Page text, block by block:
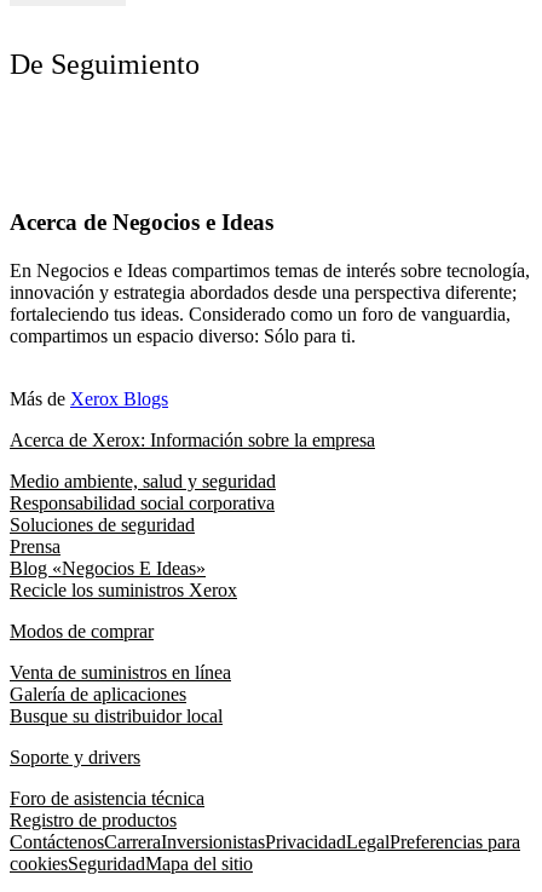
De Seguimiento
Acerca de Negocios e Ideas
En Negocios e Ideas compartimos temas de interés sobre tecnología,
innovación y estrategia abordados desde una perspectiva diferente;
fortaleciendo tus ideas. Considerado como un foro de vanguardia,
compartimos un espacio diverso: Sólo para ti.
Más de Xerox Blogs
Acerca de Xerox: Información sobre la empresa
Medio ambiente, salud y seguridad
Responsabilidad social corporativa
Soluciones de seguridad
Prensa
Blog «Negocios E Ideas»
Recicle los suministros Xerox
Modos de comprar
Venta de suministros en línea
Galería de aplicaciones
Busque su distribuidor local
Soporte y drivers
Foro de asistencia técnica
Registro de productos
ContáctenosCarreraInversionistasPrivacidadLegalPreferencias para
cookiesSeguridadMapa del sitio